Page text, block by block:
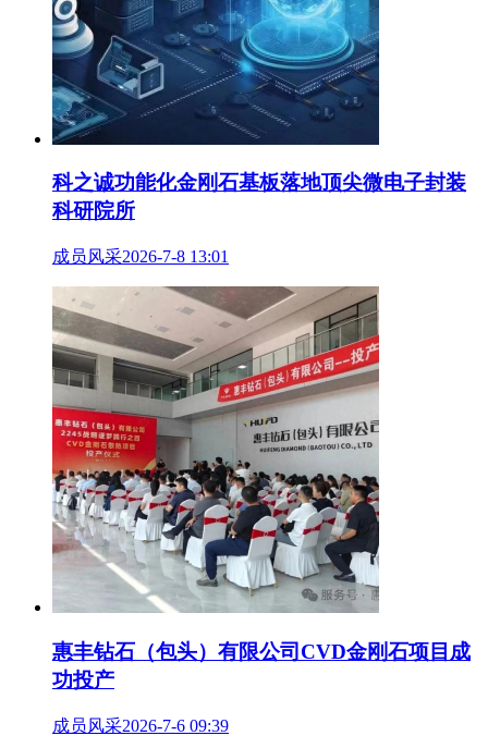
科之诚功能化金刚石基板落地顶尖微电子封装
科研院所
成员风采2026-7-8 13:01
惠丰钻石（包头）有限公司CVD金刚石项目成
功投产
成员风采2026-7-6 09:39